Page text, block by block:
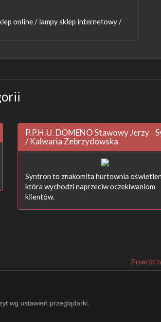
online /lampy sklep internetowy /
P.P.H.U. DOMENO Stawowy Jerzy -
/ Kalwaria Zebrzydowska
Syntron to znakomita hurtownia
która wychodzi naprzeciw oczekiwaniom
klientów.
Powrót
wg ustawień przeglądarki.